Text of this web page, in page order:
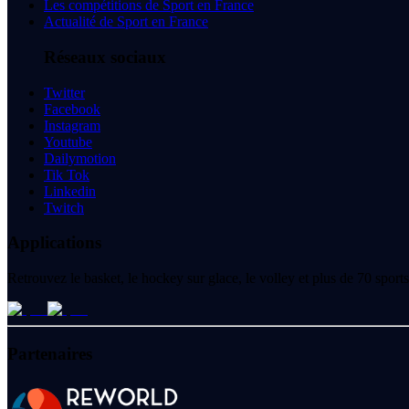
Les compétitions de Sport en France
Actualité de Sport en France
Réseaux sociaux
Twitter
Facebook
Instagram
Youtube
Dailymotion
Tik Tok
Linkedin
Twitch
Applications
Retrouvez le basket, le hockey sur glace, le volley et plus de 70
Partenaires